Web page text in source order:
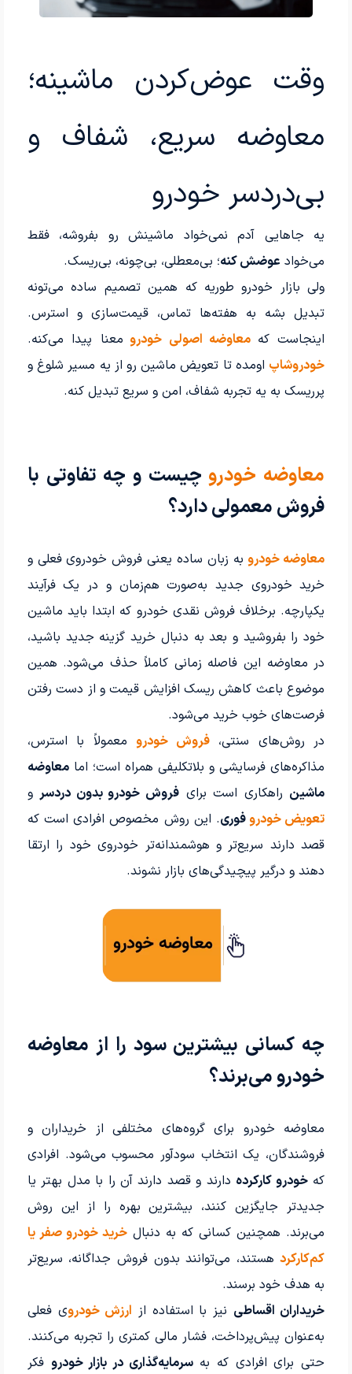
وقت عوض‌کردن ماشینه؛
معاوضه سریع، شفاف و
بی‌دردسر خودرو
یه جاهایی آدم نمی‌خواد ماشینش رو بفروشه، فقط
می‌خواد عوضش کنه؛ بی‌معطلی، بی‌چونه، بی‌ریسک.
ولی بازار خودرو طوریه که همین تصمیم ساده می‌تونه
تبدیل بشه به هفته‌ها تماس، قیمت‌سازی و استرس.
اینجاست که معاوضه اصولی خودرو معنا پیدا می‌کنه.
خودروشاپ اومده تا تعویض ماشین رو از یه مسیر شلوغ و
پرریسک به یه تجربه شفاف، امن و سریع تبدیل کنه.
معاوضه خودروچیست و چه تفاوتی با
فروش معمولی دارد؟
معاوضه خودرو به زبان ساده یعنی فروش خودروی فعلی و
خرید خودروی جدید به‌صورت هم‌زمان و در یک فرآیند
یکپارچه. برخلاف فروش نقدی خودرو که ابتدا باید ماشین
خود را بفروشید و بعد به دنبال خرید گزینه جدید باشید،
در معاوضه این فاصله زمانی کاملاً حذف می‌شود. همین
موضوع باعث کاهش ریسک افزایش قیمت و از دست رفتن
فرصت‌های خوب خرید می‌شود.
در روش‌های سنتی،فروش خودرو معمولاً با استرس،
مذاکره‌های فرسایشی و بلاتکلیفی همراه است؛ امامعاوضه
ماشین راهکاری است برای فروش خودرو بدون دردسر و
تعویض خودرو فوری. این روش مخصوص افرادی است که
قصد دارند سریع‌تر و هوشمندانه‌تر خودروی خود را ارتقا
دهند و درگیر پیچیدگی‌های بازار نشوند.
چه کسانی بیشترین سود را از معاوضه
خودرو می‌برند؟
معاوضه خودرو برای گروه‌های مختلفی از خریداران و
فروشندگان، یک انتخاب سودآور محسوب می‌شود. افرادی
کهخودرو کارکرده دارند و قصد دارند آن را با مدل بهتر یا
جدیدتر جایگزین کنند، بیشترین بهره را از این روش
می‌برند. همچنین کسانی که به دنبالخرید خودرو صفر یا
کم‌کارکردهستند، می‌توانند بدون فروش جداگانه، سریع‌تر
به هدف خود برسند.
خریداران اقساطی نیز با استفاده از ارزش خودروی فعلی
به‌عنوان پیش‌پرداخت، فشار مالی کمتری را تجربه می‌کنند.
حتی برای افرادی که بهسرمایه‌گذاری در بازار خودرو فکر